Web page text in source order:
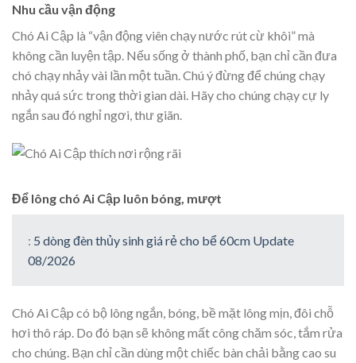
Nhu cầu vận động
Chó Ai Cập là “vận động viên chạy nước rút cừ khôi” mà
không cần luyện tập. Nếu sống ở thành phố, bạn chỉ cần đưa
chó chạy nhảy vài lần một tuần. Chú ý đừng để chúng chạy
nhảy quá sức trong thời gian dài. Hãy cho chúng chạy cự ly
ngắn sau đó nghỉ ngơi, thư giãn.
Để lông chó Ai Cập luôn bóng, mượt
: 5 dòng đèn thủy sinh giá rẻ cho bể 60cm Update
08/2026
Chó Ai Cập có bộ lông ngắn, bóng, bề mặt lông mịn, đôi chỗ
hơi thô ráp. Do đó bạn sẽ không mất công chăm sóc, tắm rửa
cho chúng. Bạn chỉ cần dùng một chiếc bàn chải bằng cao su